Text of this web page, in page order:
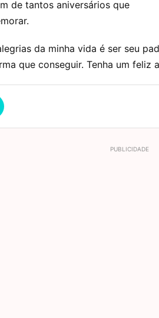
de tantos aniversários que
da minha vida é ser seu
que conseguir. Tenha um feliz